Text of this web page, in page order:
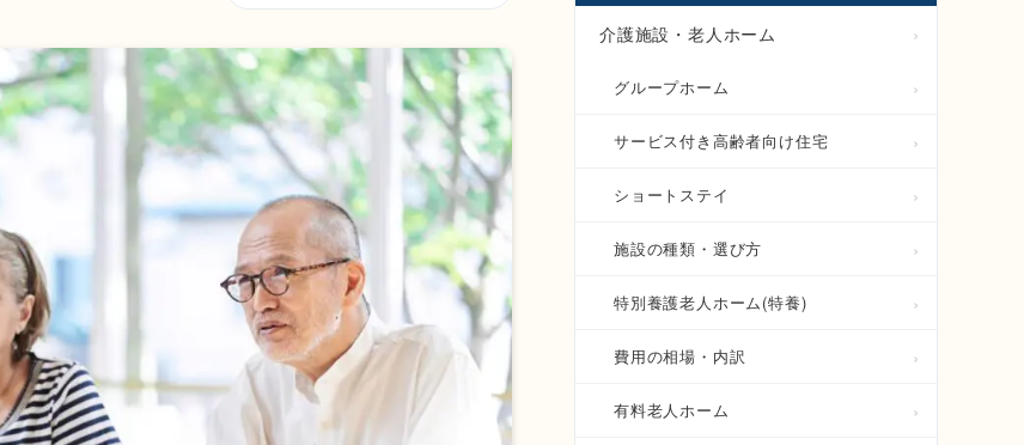
介護施設・老人ホーム
グループホーム
サービス付き高齢者向け住宅
ショートステイ
施設の種類・選び方
特別養護老人ホーム(特養)
費用の相場・内訳
有料老人ホーム